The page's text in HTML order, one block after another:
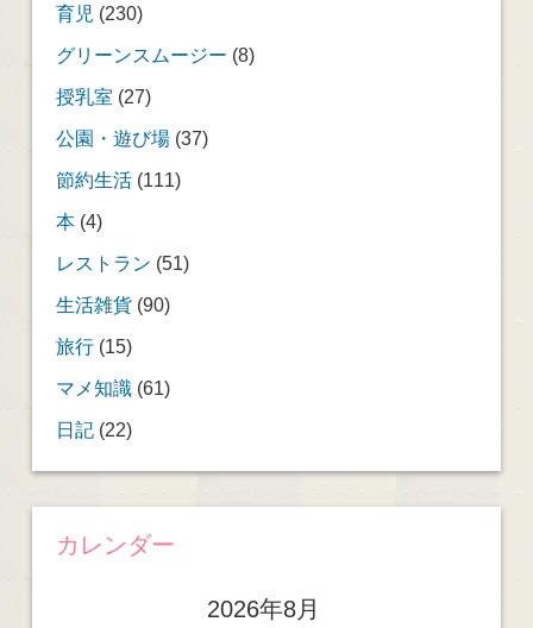
育児 (230)
グリーンスムージー (8)
授乳室 (27)
公園・遊び場(37)
節約生活(111)
本(4)
レストラン (51)
生活雑貨(90)
旅行(15)
マメ知識 (61)
日記 (22)
カレンダー
2026年8月